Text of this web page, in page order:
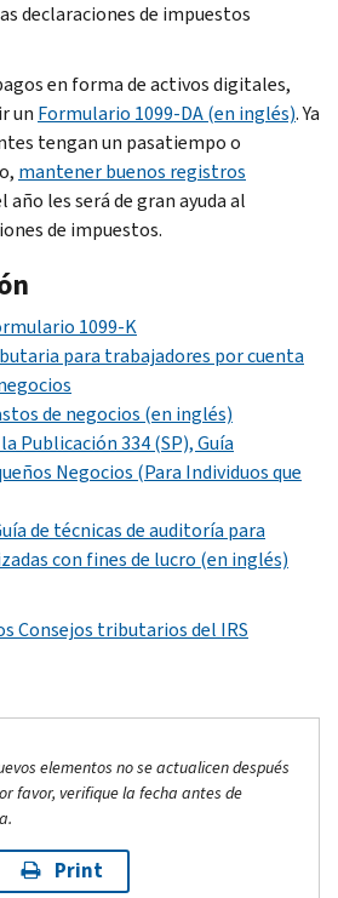
declaraciones de impuestos
en forma de activos digitales,
un Formulario 1099-DA (en inglés). Ya
tengan un pasatiempo o
mantener buenos registros
les será de gran ayuda al
de impuestos.
1099-K
para trabajadores por cuenta
de negocios (en inglés)
Publicación 334 (SP), Guía
Negocios (Para Individuos que
de técnicas de auditoría para
con fines de lucro (en inglés)
Consejos tributarios del IRS
elementos no se actualicen después
favor, verifique la fecha antes de
Print